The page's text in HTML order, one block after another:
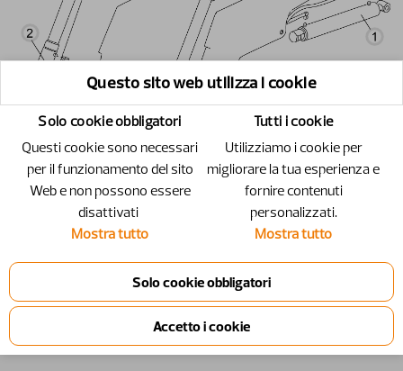
Questo sito web utilizza i cookie
Solo cookie obbligatori
Questi cookie sono necessari
per il funzionamento del sito
Web e non possono essere
disattivati ​​
Mostra tutto
Tutti i cookie
Utilizziamo i cookie per
migliorare la tua esperienza e
fornire contenuti
personalizzati.
Mostra tutto